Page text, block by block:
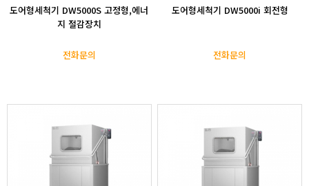
도어형세척기 DW5000S 고정형,에너
지 절감장치
전화문의
도어형세척기 DW5000i 회전형
전화문의